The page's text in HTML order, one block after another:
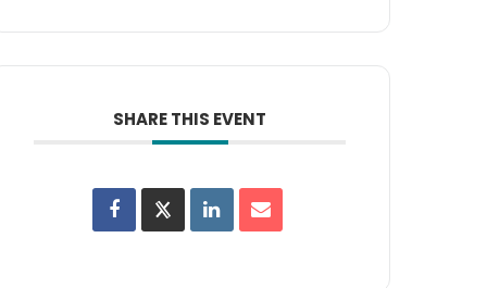
SHARE THIS EVENT